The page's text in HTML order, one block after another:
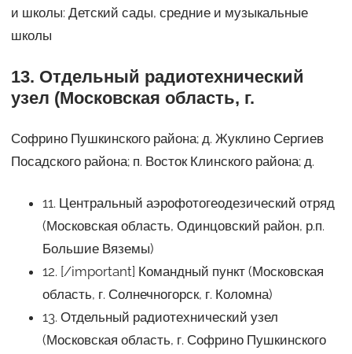
и школы: Детский сады, средние и музыкальные
школы
13. Отдельный радиотехнический
узел (Московская область, г.
Софрино Пушкинского района; д. Жуклино Сергиев
Посадского района; п. Восток Клинского района; д.
11. Центральный аэрофотогеодезический отряд
(Московская область, Одинцовский район, р.п.
Большие Вяземы)
12. [/important] Командный пункт (Московская
область, г. Солнечногорск, г. Коломна)
13. Отдельный радиотехнический узел
(Московская область, г. Софрино Пушкинского